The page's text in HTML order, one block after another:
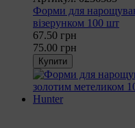
Форми для
візерунком 100 шт
67.50 грн
75.00 грн
Купити